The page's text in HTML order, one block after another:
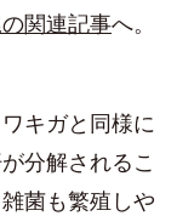
関連記事へ。
キガと同様に
分解されるこ
菌も繁殖しや